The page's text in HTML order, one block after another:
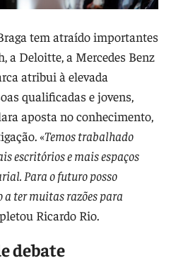
tem atraído importantes
a Deloitte, a Mercedes Benz
atribui à elevada
qualificadas e jovens,
aposta no conhecimento,
«Temos trabalhado
escritórios e mais espaços
Para o futuro posso
ter muitas razões para
Ricardo Rio.
debate